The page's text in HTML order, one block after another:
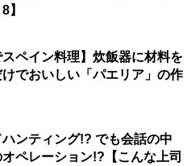
】
スペイン料理】炊飯器に材料を
けでおいしい「パエリア」の作
ンティング!? でも会話の中
ペレーション!?【こんな上司